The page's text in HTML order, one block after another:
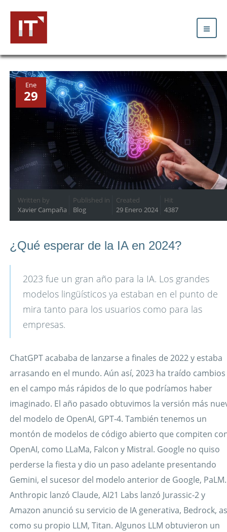
Ene
29
Written by
Xavier Campaña
Published in
Blog
Created
29 Enero 2024
Hit
4387
¿Qué esperar de la IA en 2024?
2023 fue un gran año para la IA. Los grandes
modelos lingüísticos ya estaban en el punto de
mira tanto para los usuarios como para las
empresas.
ChatGPT acababa de lanzarse a finales de 2022 y estaba
arrasando en el mundo. Aún así, 2023 ha traído cambios
en el campo más rápidos de lo que podríamos haber
imaginado. El año pasado obtuvimos la versión más
del modelo de OpenAI, GPT-4. También tenemos un
montón de modelos de código abierto que compiten
OpenAI, como LLaMa, Falcon y Mistral. Google no quiso
perderse la fiesta y dio un paso adelante presentando
Gemini, el sucesor del modelo anterior de Google, PaLM.
Anthropic lanzó Claude, AI21 Labs lanzó Jurassic-2 y
Amazon anunció su servicio de IA generativa, Bedrock,
como su propio LLM, Titan. Algunos LLM obtuvieron un